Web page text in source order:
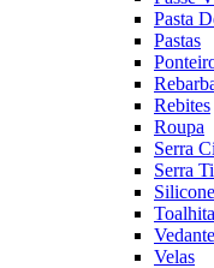
Pasta
Pastas
Rebites
Roupa
Serra
Serra
Vedante
Velas